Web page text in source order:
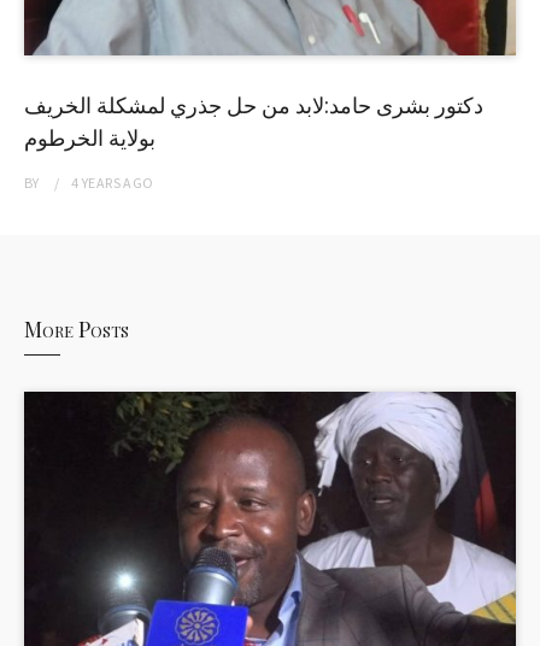
دكتور بشرى حامد:لابد من حل جذري لمشكلة الخريف
بولاية الخرطوم
BY 4 YEARSAGO
More Posts